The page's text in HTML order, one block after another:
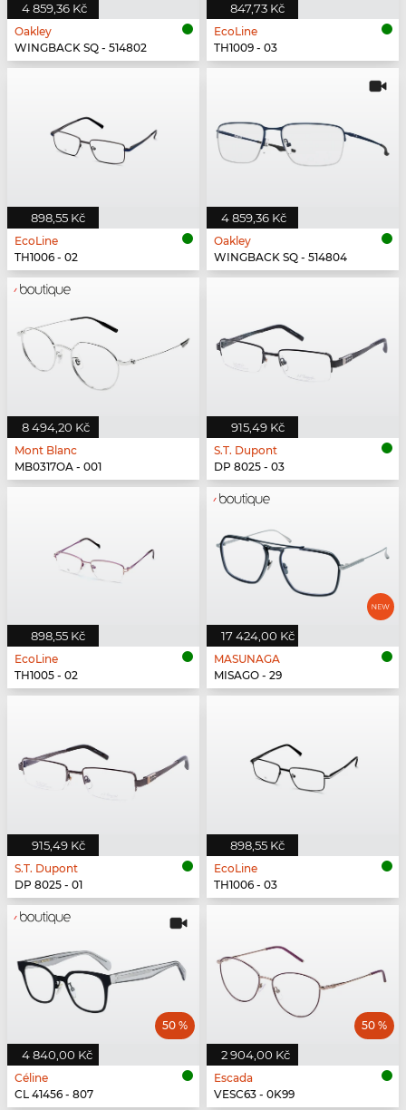
4 859,36 Kč
Oakley
WINGBACK SQ - 514802
847,73 Kč
EcoLine
TH1009 - 03
898,55 Kč
EcoLine
TH1006 - 02
4 859,36 Kč
Oakley
WINGBACK SQ - 514804
8 494,20 Kč
Mont Blanc
MB0317OA - 001
915,49 Kč
S.T. Dupont
DP 8025 - 03
898,55 Kč
EcoLine
TH1005 - 02
17 424,00 Kč
MASUNAGA
MISAGO - 29
915,49 Kč
S.T. Dupont
DP 8025 - 01
898,55 Kč
EcoLine
TH1006 - 03
4 840,00 Kč
50 %
Céline
CL 41456 - 807
2 904,00 Kč
50 %
Escada
VESC63 - 0K99